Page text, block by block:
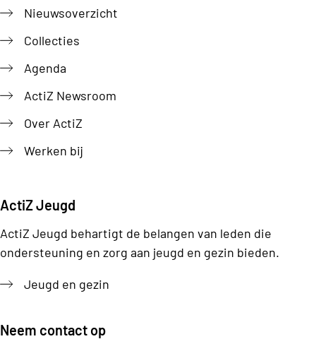
Nieuwsoverzicht
Collecties
Agenda
ActiZ Newsroom
Over ActiZ
Werken bij
ActiZ Jeugd
ActiZ Jeugd behartigt de belangen van leden die
ondersteuning en zorg aan jeugd en gezin bieden.
Jeugd en gezin
Neem contact op